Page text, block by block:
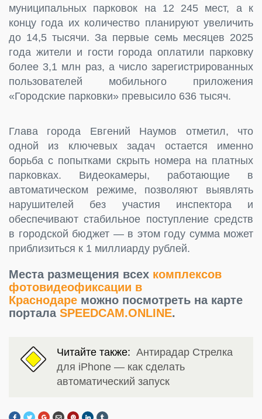
муниципальных парковок на 12 245 мест, а к
концу года их количество планируют увеличить
до 14,5 тысячи. За первые семь месяцев 2025
года жители и гости города оплатили парковку
более 3,1 млн раз, а число зарегистрированных
пользователей мобильного приложения
«Городские парковки» превысило 636 тысяч.
Глава города Евгений Наумов отметил, что
одной из ключевых задач остается именно
борьба с попытками скрыть номера на платных
парковках. Видеокамеры, работающие в
автоматическом режиме, позволяют выявлять
нарушителей без участия инспектора и
обеспечивают стабильное поступление средств
в городской бюджет — в этом году сумма может
приблизиться к 1 миллиарду рублей.
Места размещения всех комплексов
фотовидеофиксации в
Краснодаре можно посмотреть на карте
портала SPEEDCAM.ONLINE.
Читайте также: Антирадар Стрелка
для iPhone — как сделать
автоматический запуск